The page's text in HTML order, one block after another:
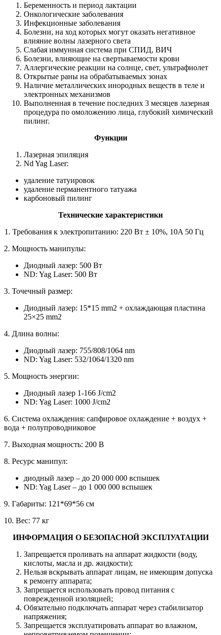
Беременность и период лактации
Онкологические заболевания
Инфекционные заболевания
Болезни, на ход которых могут оказать негативное
влияние волны лазерного света
Слабая иммунная система при СПИД, ВИЧ
Болезни, влияющие на свертываемости крови
Аллергические реакции на солнце, свет, ультрафиолет
Открытые раны на обрабатываемых зонах
Наличие металлических инородных веществ в теле и
электронных механизмов
Выполненная в течение последних 3 месяцев лазерная
процедура по омоложению лица, глубокий химический
пилинг.
Функции
Лазерная эпиляция
Nd Yag Laser:
удаление татуировок
удаление перманентного татуажа
карбоновый пилинг
Технические характеристики
1. Требования к электропитанию: 220 Вт ± 10%, 10A 50 Гц
2. Мощность манипулы:
Диодный лазер: 500 Вт
ND: Yag Laser: 500 Вт
3. Точечный размер:
Диодный лазер: 15*15 mm2 + охлаждающая пластина
25×25 mm2
4. Длина волны:
Диодный лазер: 755/808/1064 nm
ND: Yag Laser: 532/1064/1320 nm
5. Мощность энергии:
Диодный лазер 1-166 J/cm2
ND: Yag Laser: 1000 J/cm2
6. Система охлаждения: сапфировое охлаждение + воздух +
вода + полупроводниковое
7. Выходная мощность: 200 В
8. Ресурс манипул:
диодный лазер – до 20 000 000 вспышек
ND: Yag Laser – до 1 000 000 вспышек
9. Габариты: 121*69*56 см
10. Вес: 77 кг
ИНФОРМАЦИЯ О БЕЗОПАСНОЙ ЭКСПЛУАТАЦИИ
Запрещается проливать на аппарат жидкости (воду,
кислоты, масла и др. жидкости);
Нельзя вскрывать аппарат лицам, не имеющим допуска
к ремонту аппарата;
Запрещается использовать провод питания с
поврежденной изоляцией;
Обязательно подключать аппарат через стабилизатор
напряжения;
Запрещается эксплуатировать аппарат во влажном,